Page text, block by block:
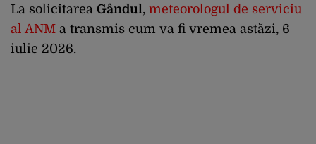
La solicitarea Gândul, meteorologul de serviciu
al ANM a transmis cum va fi vremea astăzi, 6
iulie 2026.